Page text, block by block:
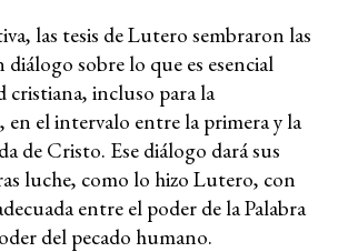
las tesis de Lutero sembraron las
diálogo sobre lo que es esencial
cristiana, incluso para la
en el intervalo entre la primera y la
de Cristo. Ese diálogo dará sus
luche, como lo hizo Lutero, con
entre el poder de la Palabra
del pecado humano.